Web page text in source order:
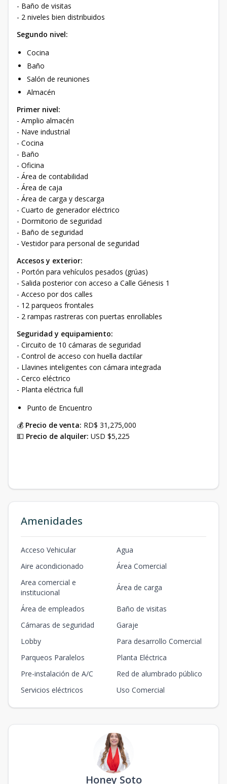
- Baño de visitas
- 2 niveles bien distribuidos
Segundo nivel:
Cocina
Baño
Salón de reuniones
Almacén
Primer nivel:
- Amplio almacén
- Nave industrial
- Cocina
- Baño
- Oficina
- Área de contabilidad
- Área de caja
- Área de carga y descarga
- Cuarto de generador eléctrico
- Dormitorio de seguridad
- Baño de seguridad
- Vestidor para personal de seguridad
Accesos y exterior:
- Portón para vehículos pesados (grúas)
- Salida posterior con acceso a Calle Génesis 1
- Acceso por dos calles
- 12 parqueos frontales
- 2 rampas rastreras con puertas enrollables
Seguridad y equipamiento:
- Circuito de 10 cámaras de seguridad
- Control de acceso con huella dactilar
- Llavines inteligentes con cámara integrada
- Cerco eléctrico
- Planta eléctrica full
Punto de Encuentro
💰 Precio de venta: RD$ 31,275,000
💵 Precio de alquiler: USD $5,225
Amenidades
Acceso Vehicular
Agua
Aire acondicionado
Área Comercial
Area comercial e
institucional
Área de carga
Área de empleados
Baño de visitas
Cámaras de seguridad
Garaje
Lobby
Para desarrollo Comercial
Parqueos Paralelos
Planta Eléctrica
Pre-instalación de A/C
Red de alumbrado público
Servicios eléctricos
Uso Comercial
Honey Soto